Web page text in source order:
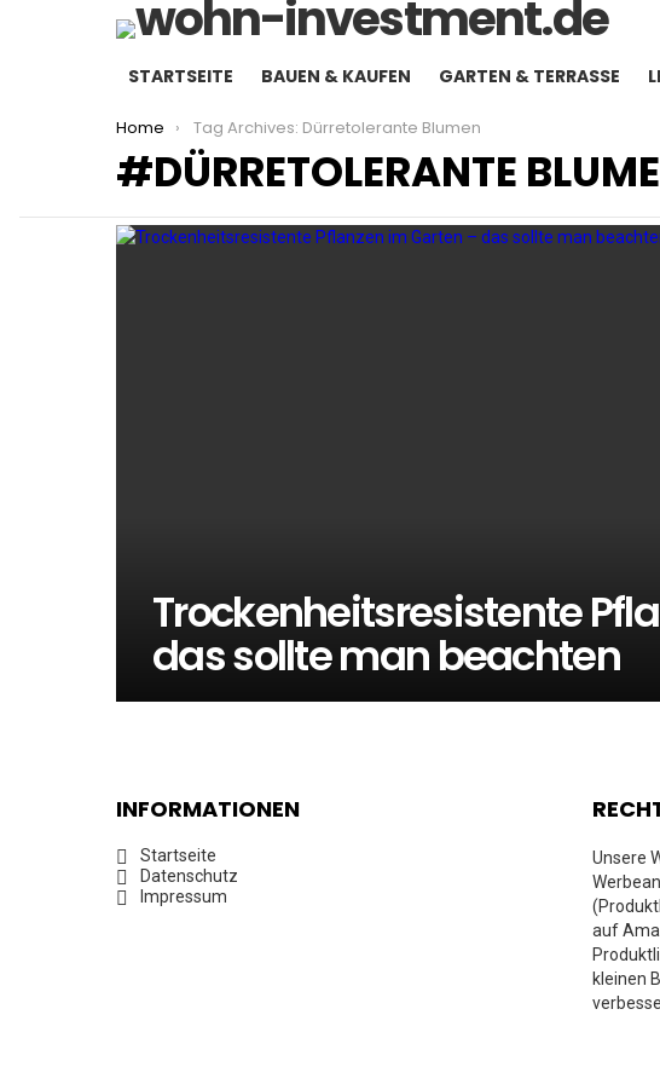
STARTSEITE BAUEN & KAUFEN GARTEN & TERRASSE
You are here:
Home Tag Archives: Dürretolerante Blumen
DÜRRETOLERANTE
LATEST
Trockenheitsresistente
das sollte man beachten
INFORMATIONEN
Startseite
Datenschutz
Impressum
Unsere
auf
kleinen